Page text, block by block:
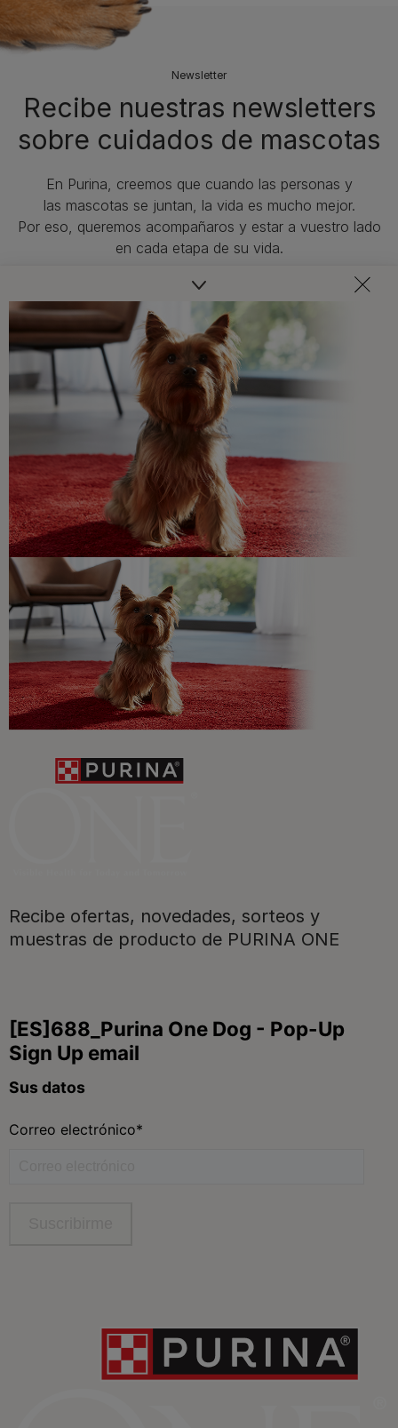
Newsletter
Recibe nuestras newsletters
sobre cuidados de mascotas​
En Purina, creemos que cuando las personas y
las mascotas se juntan, la vida es mucho mejor.
Por eso, queremos acompañaros y estar a vuestro lado
en cada etapa de su vida.​
Consejos adaptados a las necesidades de tu mascota,
recomendaciones sobre su salud y bienestar ¡y
novedades cada mes!
Veterinarios, nutricionistas y expertos en perros y gatos
para resolver todas tus dudas.​
Promociones, concursos, descuentos y ofertas de
todas nuestras marcas.​
¡No te lo pierdas, únete a Purina y empieza
Registrarme ahora
Recibe ofertas, novedades, sorteos y
muestras de producto de PURINA ONE
Purina
Para nuestros socios
Contacta con Purina